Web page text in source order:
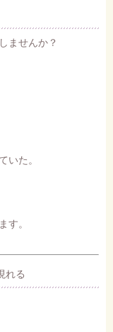
ませんか？
いた。
す。
れる